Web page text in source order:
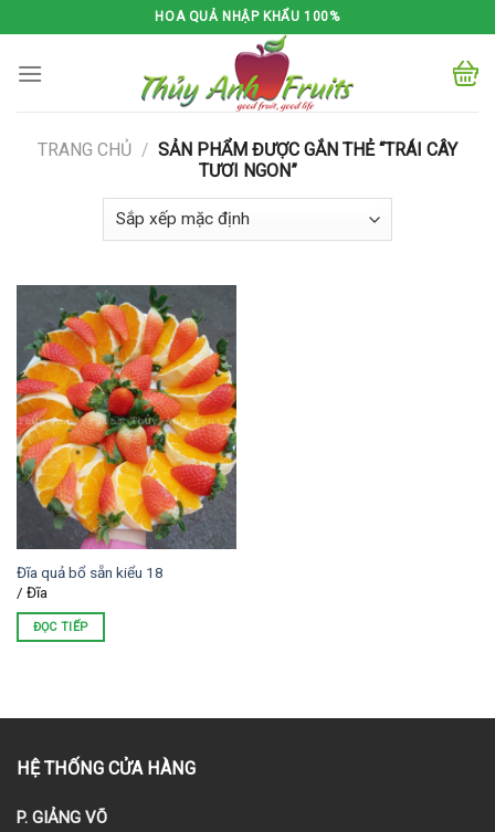
to
content
HOA QUẢ NHẬP KHẨU 100%
TRANG CHỦ / SẢN PHẨM ĐƯỢC GẮN THẺ “TRÁI CÂY
TƯƠI NGON”
Đĩa quả bổ sẵn kiểu 18
/ Đĩa
ĐỌC TIẾP
HỆ THỐNG CỬA HÀNG
P. GIẢNG VÕ